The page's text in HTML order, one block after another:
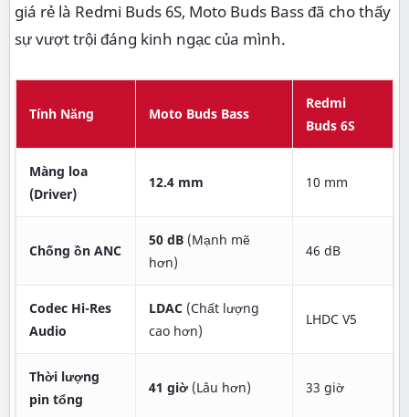
giá rẻ là Redmi Buds 6S, Moto Buds Bass đã cho thấy
sự vượt trội đáng kinh ngạc của mình.
Tính Năng Moto Buds Bass
Redmi
Buds 6S
Màng loa
(Driver)
12.4 mm 10 mm
Chống ồn ANC
50 dB (Mạnh mẽ
hơn)
46 dB
Codec Hi-Res
Audio
LDAC (Chất lượng
cao hơn)
LHDC V5
Thời lượng
pin tổng
41 giờ (Lâu hơn) 33 giờ